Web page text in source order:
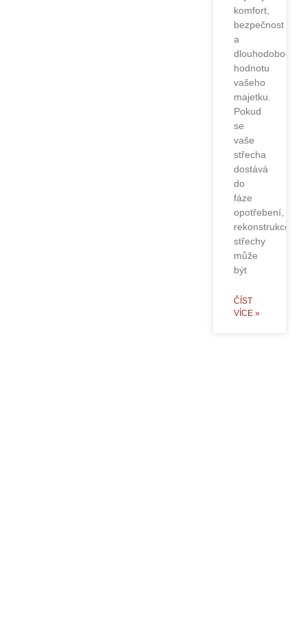
komfort,
bezpečnost
a
dlouhodobou
hodnotu
vašeho
majetku.
Pokud
se
vaše
střecha
dostává
do
fáze
opotřebení,
rekonstrukce
střechy
může
být
ČÍST
VÍCE »